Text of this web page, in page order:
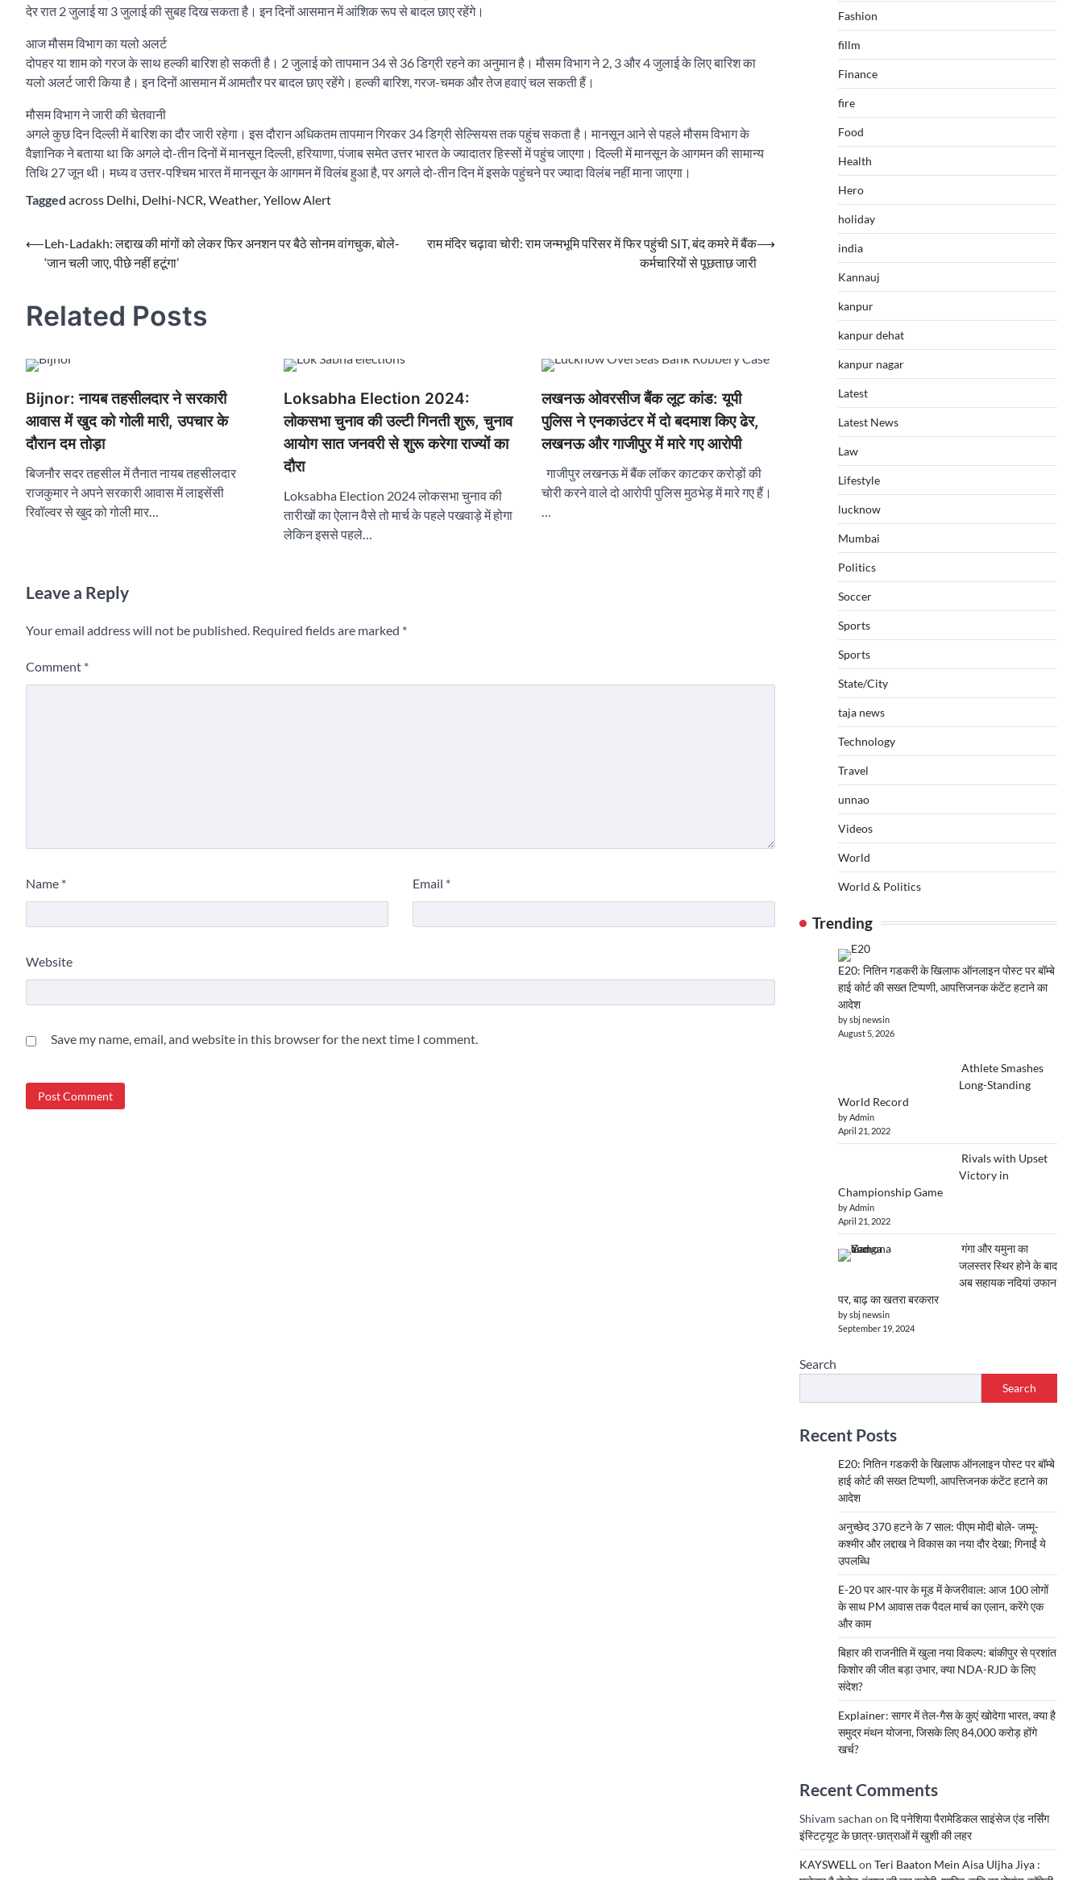
देर रात 2 जुलाई या 3 जुलाई की सुबह दिख सकता है। इन दिनों आसमान में आंशिक रूप से बादल छाए रहेंगे।
आज मौसम विभाग का यलो अलर्ट
दोपहर या शाम को गरज के साथ हल्की बारिश हो सकती है। 2 जुलाई को तापमान 34 से 36 डिग्री रहने का अनुमान है। मौसम विभाग ने 2, 3 और 4 जुलाई के लिए बारिश का
यलो अलर्ट जारी किया है। इन दिनों आसमान में आमतौर पर बादल छाए रहेंगे। हल्की बारिश, गरज-चमक और तेज हवाएं चल सकती हैं।
मौसम विभाग ने जारी की चेतवानी
अगले कुछ दिन दिल्ली में बारिश का दौर जारी रहेगा। इस दौरान अधिकतम तापमान गिरकर 34 डिग्री सेल्सियस तक पहुंच सकता है। मानसून आने से पहले मौसम विभाग के
वैज्ञानिक ने बताया था कि अगले दो-तीन दिनों में मानसून दिल्ली, हरियाणा, पंजाब समेत उत्तर भारत के ज्यादातर हिस्सों में पहुंच जाएगा। दिल्ली में मानसून के आगमन की सामान्य
तिथि 27 जून थी। मध्य व उत्तर-पश्चिम भारत में मानसून के आगमन में विलंब हुआ है, पर अगले दो-तीन दिन में इसके पहुंचने पर ज्यादा विलंब नहीं माना जाएगा।
Tagged across Delhi, Delhi-NCR, Weather, Yellow Alert
Post
navigation
⟵Leh-Ladakh: लद्दाख की मांगों को लेकर फिर अनशन पर बैठे सोनम वांगचुक, बोले-
‘जान चली जाए, पीछे नहीं हटूंगा’
राम मंदिर चढ़ावा चोरी: राम जन्मभूमि परिसर में फिर पहुंची SIT, बंद कमरे में बैंक
कर्मचारियों से पूछताछ जारी
⟶
Related Posts
Bijnor: नायब तहसीलदार ने सरकारी
आवास में खुद को गोली मारी, उपचार के
दौरान दम तोड़ा
बिजनौर सदर तहसील में तैनात नायब तहसीलदार
राजकुमार ने अपने सरकारी आवास में लाइसेंसी
रिवॉल्वर से खुद को गोली मार…
Loksabha Election 2024:
लोकसभा चुनाव की उल्टी गिनती शुरू, चुनाव
आयोग सात जनवरी से शुरू करेगा राज्यों का
दौरा
Loksabha Election 2024 लोकसभा चुनाव की
तारीखों का ऐलान वैसे तो मार्च के पहले पखवाड़े में होगा
लेकिन इससे पहले…
लखनऊ ओवरसीज बैंक लूट कांड: यूपी
पुलिस ने एनकाउंटर में दो बदमाश किए ढेर,
लखनऊ और गाजीपुर में मारे गए आरोपी
गाजीपुर लखनऊ में बैंक लॉकर काटकर करोड़ों की
चोरी करने वाले दो आरोपी पुलिस मुठभेड़ में मारे गए हैं।
…
Leave a Reply
Your email address will not be published. Required fields are marked *
Comment *
Name * Email *
Website
Save my name, email, and website in this browser for the next time I comment.
Fashion
fillm
Finance
fire
Food
Health
Hero
holiday
india
Kannauj
kanpur
kanpur dehat
kanpur nagar
Latest
Latest News
Law
Lifestyle
lucknow
Mumbai
Politics
Soccer
Sports
Sports
State/City
taja news
Technology
Travel
unnao
Videos
World
World & Politics
Trending
E20: नितिन गडकरी के खिलाफ ऑनलाइन पोस्ट पर बॉम्बे
हाई कोर्ट की सख्त टिप्पणी, आपत्तिजनक कंटेंट हटाने का
आदेश
by sbj newsin
August 5, 2026
Athlete Smashes
Long-Standing
World Record
by Admin
April 21, 2022
Rivals with Upset
Victory in
Championship Game
by Admin
April 21, 2022
गंगा और यमुना का
जलस्तर स्थिर होने के बाद
अब सहायक नदियां उफान
पर, बाढ़ का खतरा बरकरार
by sbj newsin
September 19, 2024
Search
Search
Recent Posts
E20: नितिन गडकरी के खिलाफ ऑनलाइन पोस्ट पर बॉम्बे
हाई कोर्ट की सख्त टिप्पणी, आपत्तिजनक कंटेंट हटाने का
आदेश
अनुच्छेद 370 हटने के 7 साल: पीएम मोदी बोले- जम्मू-
कश्मीर और लद्दाख ने विकास का नया दौर देखा; गिनाईं ये
उपलब्धि
E-20 पर आर-पार के मूड में केजरीवाल: आज 100 लोगों
के साथ PM आवास तक पैदल मार्च का एलान, करेंगे एक
और काम
बिहार की राजनीति में खुला नया विकल्प: बांकीपुर से प्रशांत
किशोर की जीत बड़ा उभार, क्या NDA-RJD के लिए
संदेश?
Explainer: सागर में तेल-गैस के कुएं खोदेगा भारत, क्या है
समुद्र मंथन योजना, जिसके लिए 84,000 करोड़ होंगे
खर्च?
Recent Comments
Shivam sachan on दि पनेशिया पैरामेडिकल साइंसेज एंड नर्सिंग
इंस्टिट्यूट के छात्र-छात्राओं में खुशी की लहर
KAYSWELLon Teri Baaton Mein Aisa Uljha Jiya :